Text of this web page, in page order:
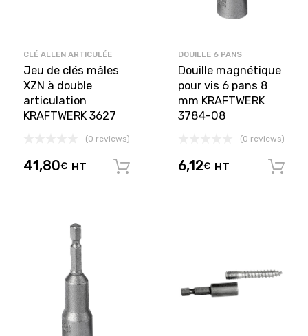
CLÉ ALLEN ARTICULÉE
Jeu de clés mâles
XZN à double
articulation
KRAFTWERK 3627
(0 reviews)
41,80€ HT Ajouter au panier
DOUILLE 6 PANS
Douille magnétique
pour vis 6 pans 8
mm KRAFTWERK
3784-08
(0 reviews)
6,12€ HT